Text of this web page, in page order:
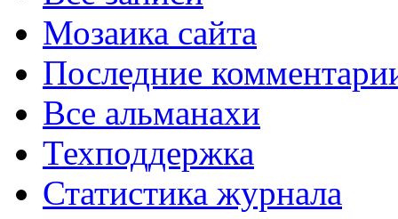
Мозаика сайта
Последние
Все альманахи
Техподдержка
Статистика журнала